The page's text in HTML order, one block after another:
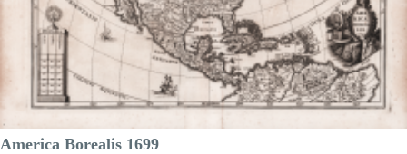
DESCRIZIONE
America Borealis 1699